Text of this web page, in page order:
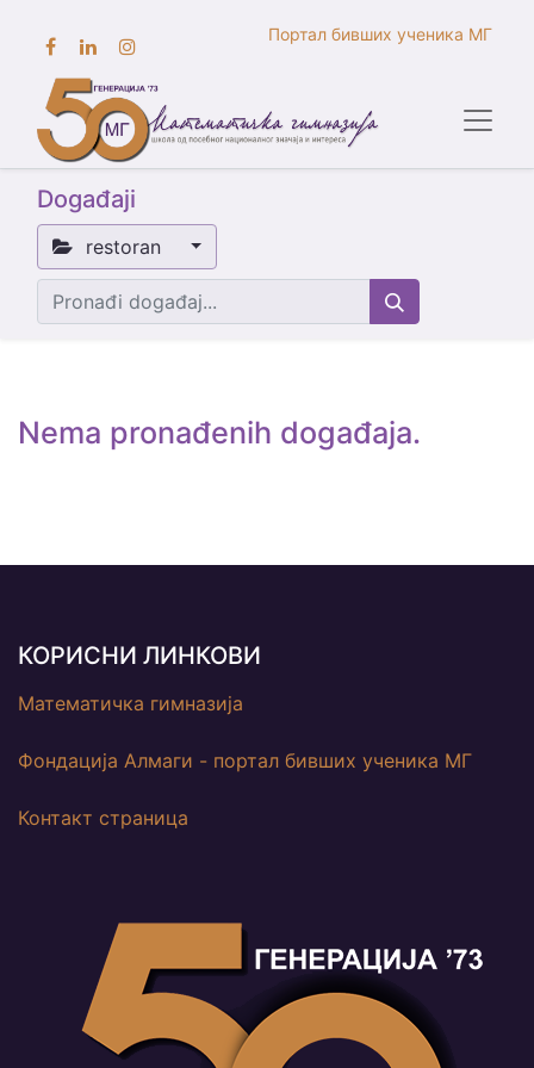
Портал бивших ученика МГ
Događaji
restoran
Nema pronađenih događaja.
КОРИСНИ ЛИНКОВИ
Математичка гимназија
Фондација Алмаги - портал бивших ученика МГ
Контакт страница